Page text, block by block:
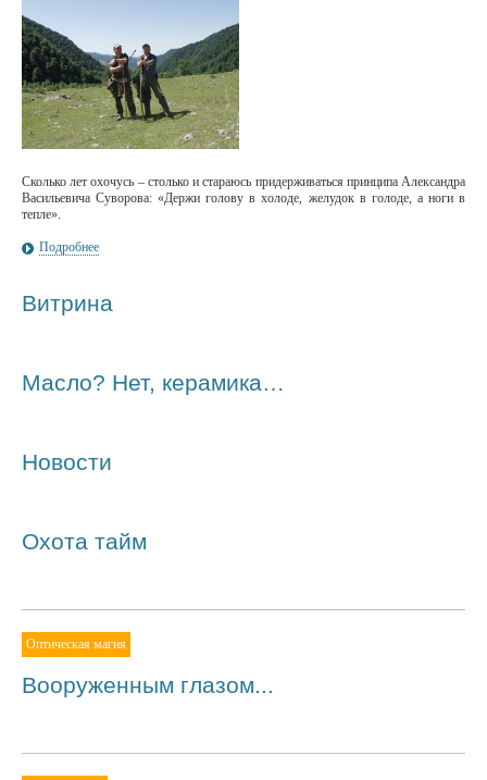
Сколько лет охочусь – столько и стараюсь придерживаться принципа Александра
Васильевича Суворова: «Держи голову в холоде, желудок в голоде, а ноги в
тепле».
Подробнее
Витрина
Масло? Нет, керамика…
Новости
Охота тайм
Оптическая магия
Вооруженным глазом...